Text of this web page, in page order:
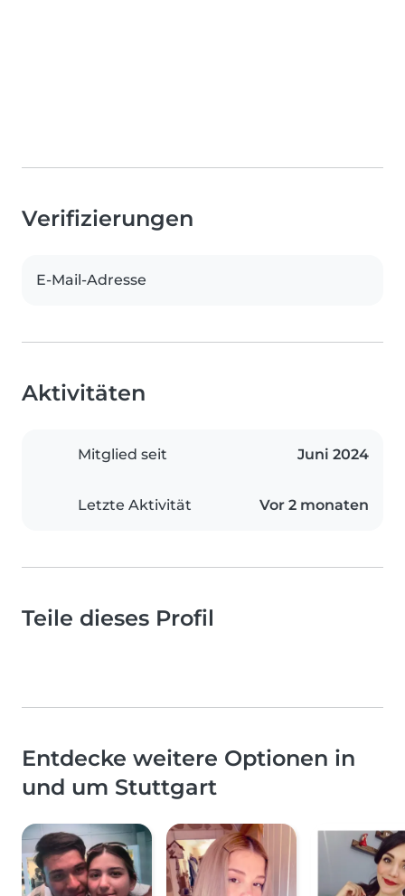
Verifizierungen
E-Mail-Adresse
Aktivitäten
Mitglied seit Juni 2024
Letzte Aktivität Vor 2 monaten
Teile dieses Profil
Entdecke weitere Optionen in
und um Stuttgart